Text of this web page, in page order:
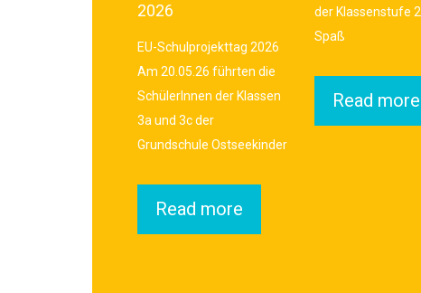
2026
EU-Schulprojekttag 2026
Am 20.05.26 führten die
SchülerInnen der Klassen
3a und 3c der
Grundschule Ostseekinder
Read more
der Klassenstufe
Spaß
Read more